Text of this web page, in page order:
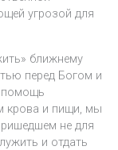
угрозой для
ближнему
перед Богом и
помощь
крова и пищи, мы
не для
и отдать